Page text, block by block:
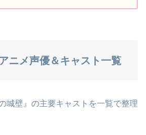
ニメ声優＆キャスト一覧
城壁』の主要キャストを一覧で整理